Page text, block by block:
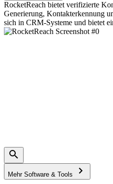
RocketReach bietet verifizierte
Generierung, Kontakterkennung
sich in CRM-Systeme und bietet
Mehr Software & Tools